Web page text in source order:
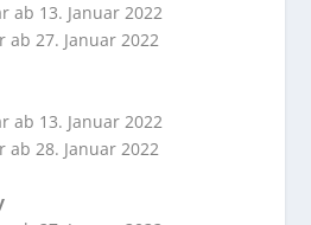
ab 13. Januar 2022
27. Januar 2022
ab 13. Januar 2022
28. Januar 2022